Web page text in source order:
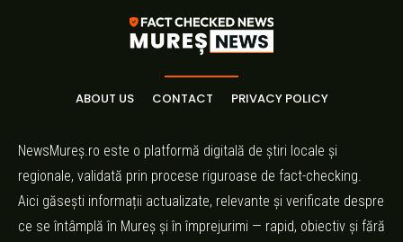
ABOUT US CONTACT PRIVACY POLICY
NewsMureș.ro este o platformă digitală de știri locale și
regionale, validată prin procese riguroase de fact-checking.
Aici găsești informații actualizate, relevante și verificate despre
ce se întâmplă în Mureș și în împrejurimi — rapid, obiectiv și fără